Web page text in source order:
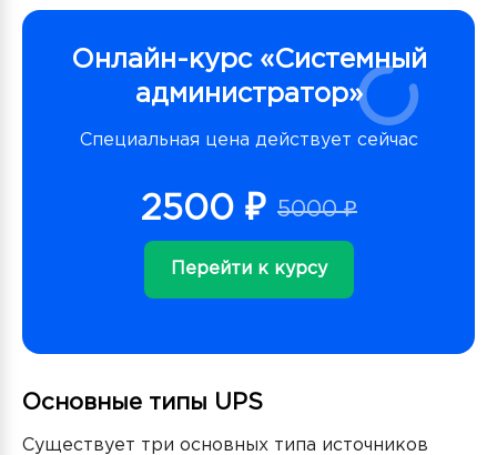
Онлайн-курс «Системный
администратор»
Специальная цена действует сейчас
2500 ₽ 5000 ₽
Перейти к курсу
Основные типы UPS
Существует три основных типа источников